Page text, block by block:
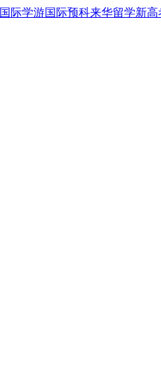
国际学游国际预科来华留学新高